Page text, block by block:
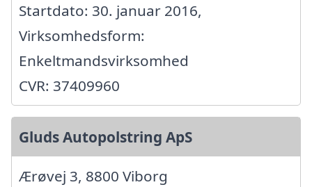
Startdato: 30. januar 2016,
Virksomhedsform:
Enkeltmandsvirksomhed
CVR: 37409960
Gluds Autopolstring ApS
Ærøvej 3, 8800 Viborg